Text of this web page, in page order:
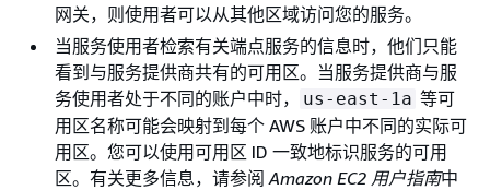
网关，则使用者可以从其他区域访问您的服务。
当服务使用者检索有关端点服务的信息时，他们只能
看到与服务提供商共有的可用区。当服务提供商与服
务使用者处于不同的账户中时，
us-east-1a 等可
用区名称可能会映射到每个 AWS 账户中不同的实际可
用区。您可以使用可用区 ID 一致地标识服务的可用
区。有关更多信息，请参阅 Amazon EC2 用户指南中